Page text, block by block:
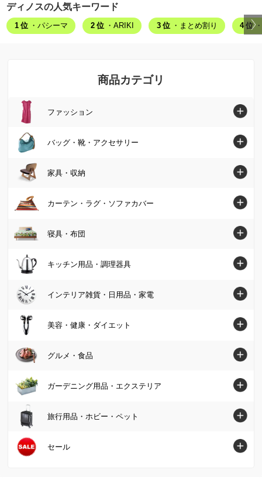
ディノスの人気キーワード
1位 ・パシーマ 2位 ・ARIKI 3位 ・まとめ割り 4位
商品カテゴリ
ファッション
ファッショントップへ
シャツ・ブラウス
チュニック
ワンピース
パンツ
スカート
カーディガン・ボレロ
パーカー・スウェット/トレーナー
Tシャツ・カットソー
コート
ジャケット
フォーマル・スーツ・着物
大きいサイズ
バッグ・靴・アクセサリー
バッグ・靴・アクセサリートップへ
バッグ
ブーツ
スニーカー・コンフォートシューズ
ジュエリー・アクセサリー
財布・ケース・ポーチ
レディース腕時計
帽子・サングラス・手袋・ベルト
ストール・スカーフ・マフラー
傘・レイングッズ
ファッション小物 その他
家具・収納
家具・収納トップへ
テーブル
デスク・机
テレビ台・テレビボード
リビング収納
本棚・ラック・シェルフ
キッチン収納・食器棚
カーテン・ラグ・ソファカバー
カーテン・ラグ・ソファカバートップへ
カーテン
ソファーカバー・マルチカバー
クッション・カバー類
寝具・布団
寝具・布団トップへ
マットレス
肌掛け布団・ダウンケット
敷布団
毛布・タオルケット
布団セット
敷きパッド・ベッドパッド
枕・抱き枕
キッチン用品・調理器具
キッチン用品・調理器具トップへ
鍋・フライパン
保存容器・キャニスター・オイルポット
米びつ・ライスストッカー
キッチン用品収納
お弁当用品・水筒
エプロン・割烹着
インテリア雑貨・日用品・家電
インテリア雑貨・日用品・家電トップへ
インテリア雑貨
絵画・アート・ウォールデコレーション
インテリアグリーン・造花
掃除/お手入れ用品
美容・健康・ダイエット
美容・健康・ダイエットトップへ
スキンケア・基礎化粧品
フェイスケア・美顔器
健康食品・サプリメント
グルメ・食品
グルメ・食品トップへ
グルメまとめ割
お惣菜
肉・卵・乳製品
ガーデニング用品・エクステリア
ガーデニング用品・エクステリアトップへ
屋外収納庫・物置
旅行用品・ホビー・ペット
旅行用品・ホビー・ペットトップへ
セール